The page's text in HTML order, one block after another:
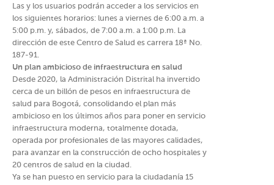
Las y los usuarios podrán acceder a los servicios en
los siguientes horarios: lunes a viernes de 6:00 a.m. a
5:00 p.m. y, sábados, de 7:00 a.m. a 1:00 p.m. La
dirección de este Centro de Salud es carrera 18ª No.
187-91.
Un plan ambicioso de infraestructura en salud
Desde 2020, la Administración Distrital ha invertido
cerca de un billón de pesos en infraestructura de
salud para Bogotá, consolidando el plan más
ambicioso en los últimos años para poner en servicio
infraestructura moderna, totalmente dotada,
operada por profesionales de las mayores calidades,
para avanzar en la construcción de ocho hospitales y
20 centros de salud en la ciudad.
Ya se han puesto en servicio para la ciudadanía 15